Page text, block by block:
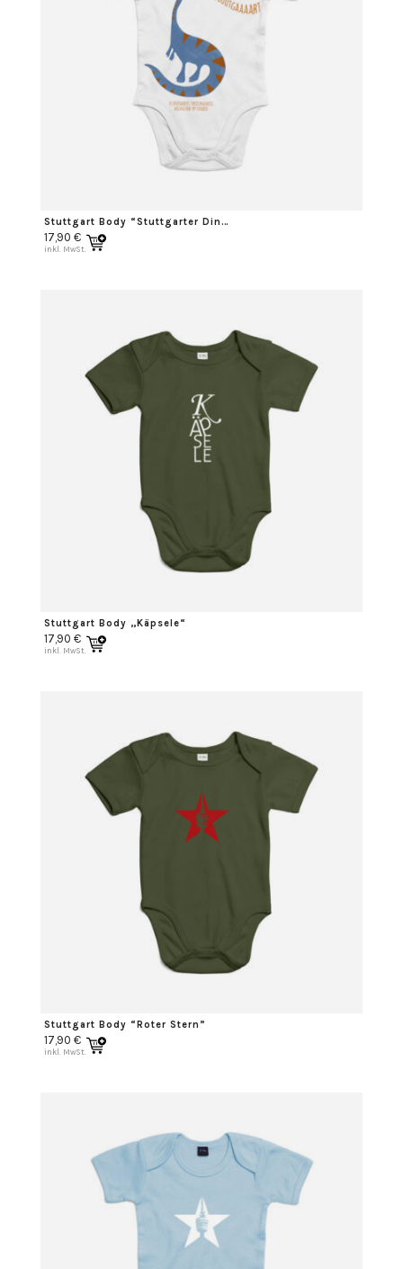
Stuttgart Body “Stuttgarter Dino”
17,90 €
inkl. MwSt.
Stuttgart Body „Käpsele“
17,90 €
inkl. MwSt.
Stuttgart Body “Roter Stern”
17,90 €
inkl. MwSt.